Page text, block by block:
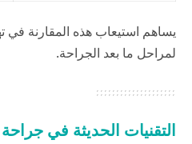
يساهم استيعاب هذه المقارنة في
لمراحل ما بعد الجراحة.
التقنيات الحديثة في